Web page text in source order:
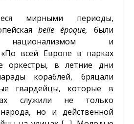
мирными периоды,
belle époque, были
национализмом и
всей Европе в парках
оркестры, в летние дни
кораблей, бряцали
гвардейцы, которые в
служили не только
но и действенной